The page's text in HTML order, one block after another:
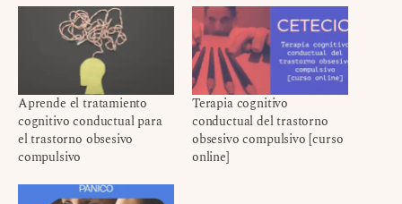
Aprende el tratamiento
cognitivo conductual para
el trastorno obsesivo
compulsivo
Terapia cognitivo
conductual del trastorno
obsesivo compulsivo [curso
online]